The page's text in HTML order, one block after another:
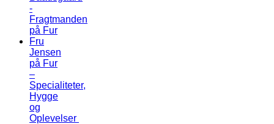
-
Fragtmanden
på Fur
Fru
Jensen
på Fur
–
Specialiteter,
Hygge
og
Oplevelser